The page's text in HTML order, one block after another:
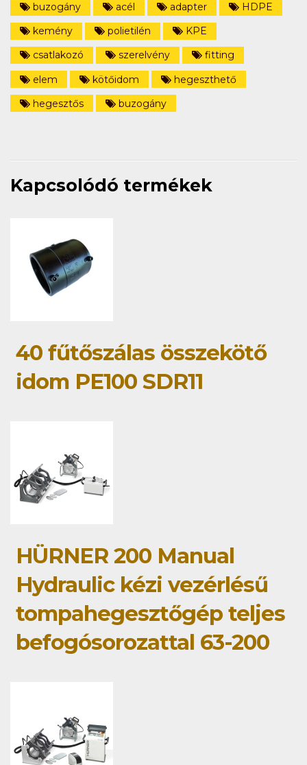
buzogány
acél adapter
HDPE
kemény
polietilén
KPE
csatlakozó
szerelvény
fitting
elem
kötőidom
hegeszthető
hegesztős
buzogány
Kapcsolódó termékek
40 fűtőszálas összekötő
idom PE100 SDR11
HÜRNER 200 Manual
Hydraulic kézi vezérlésű
tompahegesztőgép teljes
befogósorozattal 63-200